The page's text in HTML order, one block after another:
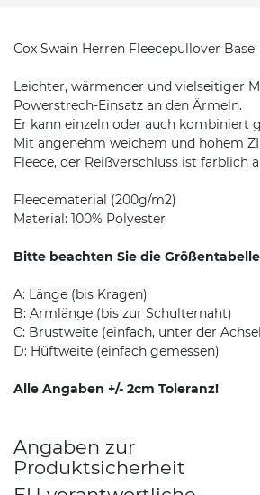
Cox Swain Herren Fleecepullover Base
Leichter, wärmender und vielseitiger
Powerstrech-Einsatz an den Ärmeln.
Er kann einzeln oder auch kombiniert
Mit angenehm weichem und hohem
Fleece, der Reißverschluss ist farblich
Fleecematerial (200g/m2)
Material: 100% Polyester
Bitte beachten Sie die
A: Länge (bis Kragen)
B: Armlänge (bis zur Schulternaht)
C: Brustweite (einfach, unter der
D: Hüftweite (einfach gemessen)
Alle Angaben +/- 2cm Toleranz!
Angaben zur
Produktsicherheit